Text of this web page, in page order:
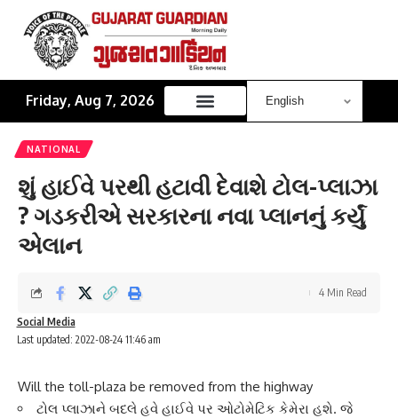
Friday, Aug 7, 2026
NATIONAL
શું હાઈવે પરથી હટાવી દેવાશે ટોલ-પ્લાઝા
? ગડકરીએ સરકારના નવા પ્લાનનું કર્યું
એલાન
Last updated: 2022-08-24 11:46 am
Social Media
4 Min Read
Will the toll-plaza be removed from the highway
ટોલ પ્લાઝાને બદલે હવે હાઈવે પર ઓટોમેટિક કેમેરા હશે. જે